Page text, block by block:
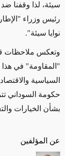
عن المؤلفين
سيئة، لذا وقفنا
رئيس وزراء
نوايا سيئة".
وتعكس ملاحظات
"المقاومة" في
السياسية
حكومة السوداني
بشأن الخيارات